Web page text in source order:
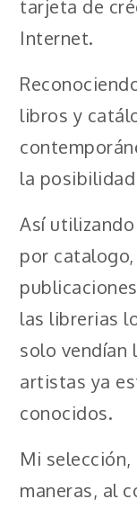
tarjeta de
Internet.
libros y
la
Así
por catalogo,
las librerias
solo vendían
artistas ya
conocidos.
Mi
maneras, al